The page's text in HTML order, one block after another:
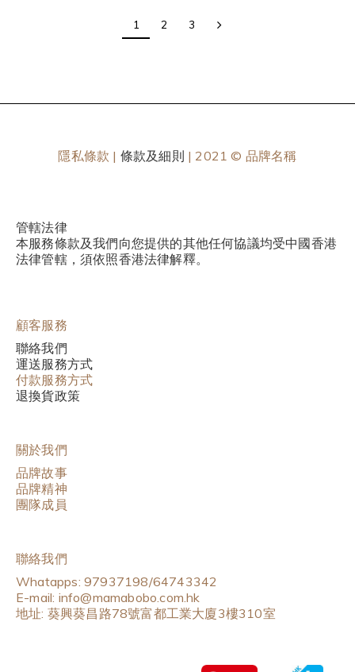
1 2 3
隱私條款 | 條款及細則 | 2021 © 品牌名稱
管轄法律
本服務條款及我們向您提供的其他任何協議均受中國香港
法律管轄，須依照香港法律解釋。
顧客服務
聯絡我們
運送服務方式
付款服務方式
退換貨政策
關於我們
品牌故事
品牌精神
團隊成員
聯絡我們
Whatapps: 97937198/64743342
E-mail: info@mamabobo.com.hk
地址: 葵興葵昌路78號富都工業大廈3樓310室